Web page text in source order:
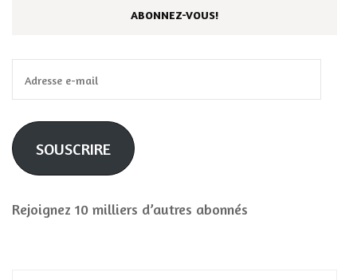
ABONNEZ-VOUS!
e-
mail
SOUSCRIRE
Rejoignez 10 milliers d’autres abonnés